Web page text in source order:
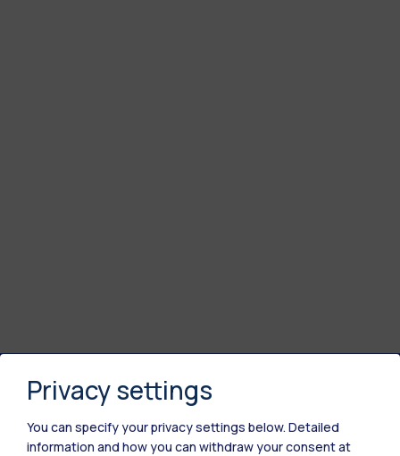
Polimi Community
Tutti i siti dell’ecosistema
Privacy settings
You can specify your privacy settings below. Detailed
information and how you can withdraw your consent at